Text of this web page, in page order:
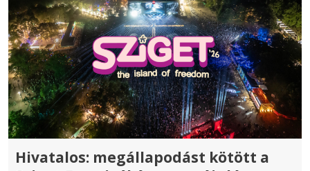
Hivatalos: megállapodást kötött a